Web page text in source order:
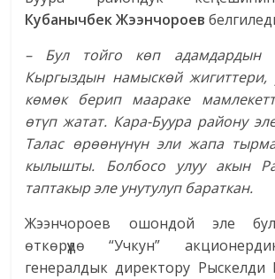
Кубанычбек Жээнчороев
– Бул тойго көп адамдардын
Кыргыздын намыскөй жигиттери,
көмөк берип маараке
өтүп жатат. Кара-Буура району
Талас өрөөнүнүн эли жапа
кылышты. Болбосо улуу акын
таптакыр эле унутулуп бараткан.
Жээнчороев ошондой эле
өткөрүүдө “Учкун”
генералдык директору